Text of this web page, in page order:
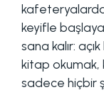
keyifle
sana kalır:
kitap okumak,
sadece hiçbir